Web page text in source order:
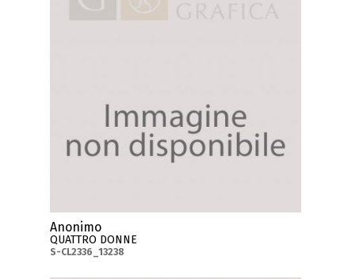
Anonimo
QUATTRO DONNE
S-CL2336_13238